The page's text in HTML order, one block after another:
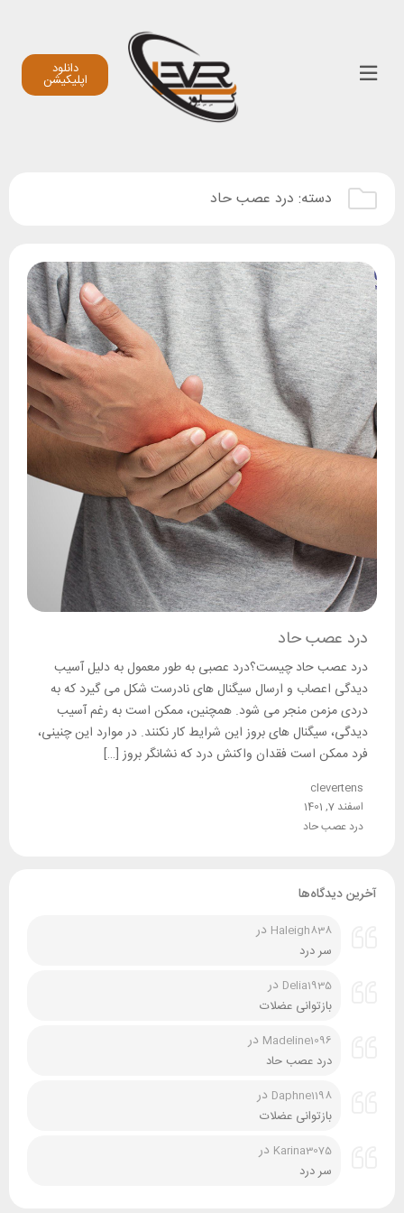
دانلود
اپلیکیشن
دسته: درد عصب حاد
درد عصب حاد
درد عصب حاد چیست؟درد عصبی به طور معمول به دلیل آسیب
دیدگی اعصاب و ارسال سیگنال های نادرست شکل می گیرد که به
دردی مزمن منجر می شود. همچنین، ممکن است به رغم آسیب
دیدگی، سیگنال های بروز این شرایط کار نکنند. در موارد این چنینی،
فرد ممکن است فقدان واکنش درد که نشانگر بروز […]
clevertens
اسفند 7, 1401
درد عصب حاد
آخرین دیدگاه‌ها
Haleigh838 در
سر درد
Delia1935 در
بازتوانی عضلات
Madeline1096 در
درد عصب حاد
Daphne1198 در
بازتوانی عضلات
Karina3075 در
سر درد